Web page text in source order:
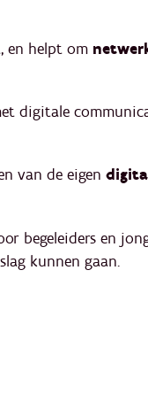
en helpt om
digitale
van de eigen
begeleiders en
kunnen gaan.